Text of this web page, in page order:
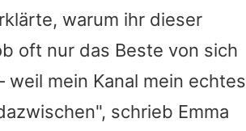
warum ihr dieser
oft nur das Beste von sich
mein Kanal mein echtes
schrieb Emma